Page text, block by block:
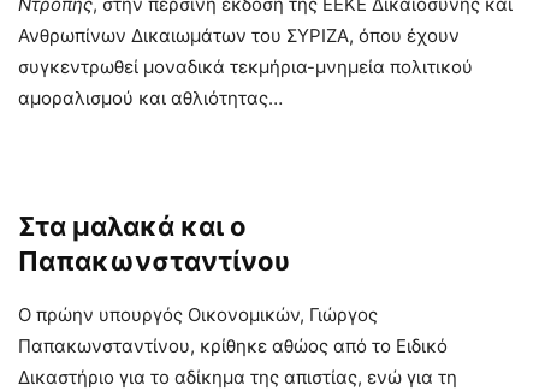
Ανθρωπίνων Δικαιωμάτων του ΣΥΡΙΖΑ, όπου έχουν
συγκεντρωθεί μοναδικά τεκμήρια-μνημεία πολιτικού
αμοραλισμού και αθλιότητας…
Στα μαλακά και ο
Παπακωνσταντίνου
Ο πρώην υπουργός Οικονομικών, Γιώργος
Παπακωνσταντίνου, κρίθηκε αθώος από το Ειδικό
Δικαστήριο για το αδίκημα της απιστίας, ενώ για τη